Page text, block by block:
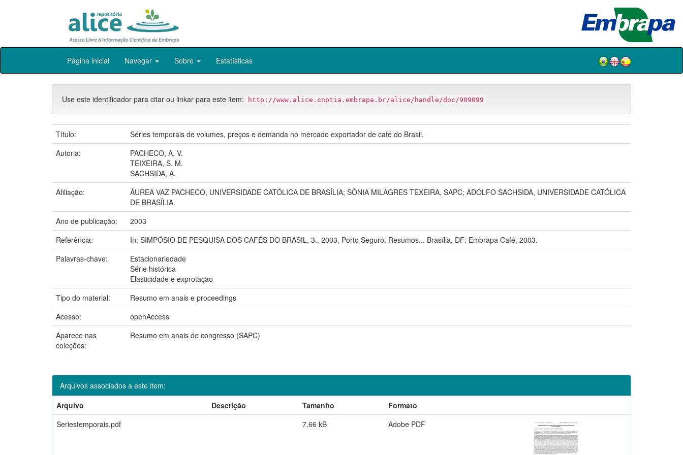
Skip
Página inicial Navegar Sobre Estatísticas
Use este identificador para citar ou linkar para este item: http://www.alice.cnptia.embrapa.br/alice/handle/doc/909099
Título:
Séries temporais de volumes, preços e demanda no mercado exportador de café do Brasil.
Autoria:
PACHECO, A. V.
TEIXEIRA, S. M.
SACHSIDA, A.
Afiliação:
ÁUREA VAZ PACHECO, UNIVERSIDADE CATÓLICA DE BRASÍLIA; SÔNIA MILAGRES TEXEIRA, SAPC; ADOLFO SACHSIDA, UNIVERSIDADE CATÓLICA
DE BRASÍLIA.
Ano de publicação:
2003
Referência:
In: SIMPÓSIO DE PESQUISA DOS CAFÉS DO BRASIL, 3., 2003, Porto Seguro. Resumos... Brasília, DF: Embrapa Café, 2003.
Palavras-chave:
Estacionariedade
Série histórica
Elasticidade e exprotação
Tipo do material:
Resumo em anais e proceedings
Acesso:
openAccess
Aparece nas
coleções:
Resumo em anais de congresso (SAPC)
Arquivos associados a este item:
Arquivo
Descrição Tamanho
Formato
Seriestemporais.pdf
7,66 kB Adobe PDF